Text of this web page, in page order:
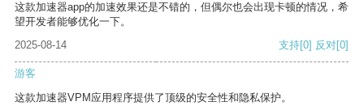
这款加速器app的加速效果还是不错的，但偶尔也会出现卡顿的情况，希
望开发者能够优化一下。
2025-08-14
支持[0] 反对[0]
游客
这款加速器VPM应用程序提供了顶级的安全性和隐私保护。